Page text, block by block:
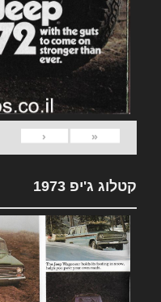
«
‹
קטלוג ג'יפ 1973